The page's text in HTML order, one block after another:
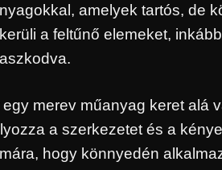
amelyek tartós, de
a feltűnő elemeket,
merev műanyag keret alá
a szerkezetet és a
hogy könnyedén